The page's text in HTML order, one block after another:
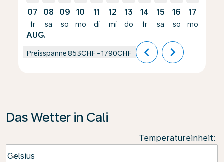
07
fr
AUG.
08
sa
09
so
10
mo
11
di
12
mi
13
do
14
fr
15
sa
16
so
17
mo
Preisspanne853CHF -1790CHF chevron_left chevron_right
Das Wetter in Cali
Temperatureinheit:
Celsius
keyboard_arrow_down